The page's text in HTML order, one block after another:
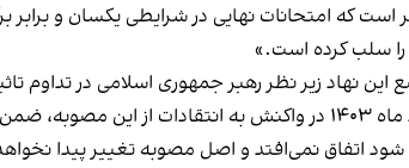
که امتحانات نهایی در شرایطی یکسان و برابر
را سلب کرده است.»
نهاد زیر نظر رهبر جمهوری اسلامی در تداوم
عبدالحسین خسروپناه، دبیر شورای عالی انقلاب فرهنگی، خرداد ماه
اتفاق نمی‌افتد و اصل مصوبه تغییر پیدا